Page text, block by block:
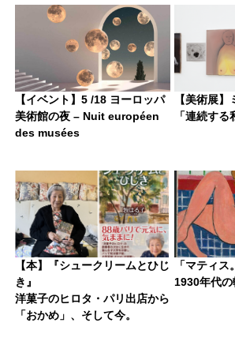
【イベント】5 /18 ヨーロッパ
美術館の夜 – Nuit européen
des musées
【美術展
「連続する
【本】『シュークリームとひじ
き』
洋菓子のヒロタ・パリ出店から
「おかめ」、そして今。
「マティス
1930年代